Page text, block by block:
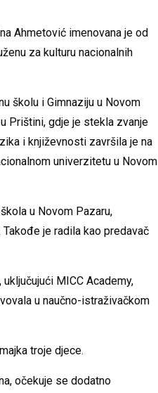
Ahmetović imenovana je od
za kulturu nacionalnih
školu i Gimnaziju u Novom
Prištini, gdje je stekla zvanje
i književnosti završila je na
univerzitetu u Novom
u Novom Pazaru,
Takođe je radila kao predavač
MICC Academy,
u naučno-istraživačkom
troje djece.
očekuje se dodatno